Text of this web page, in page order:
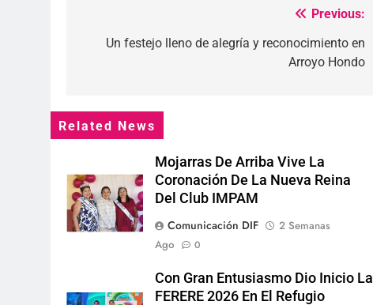
Previous:
Un festejo lleno de alegría y reconocimiento en
Arroyo Hondo
Related News
Mojarras De Arriba Vive La
Coronación De La Nueva Reina
Del Club IMPAM
Comunicación DIF
2 Semanas
Ago
0
Con Gran Entusiasmo Dio Inicio La
FERERE 2026 En El Refugio